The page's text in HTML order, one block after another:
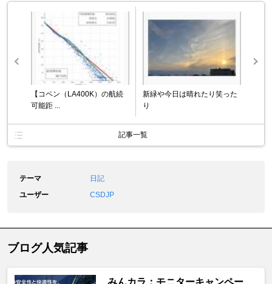
【コペン（LA400K）の航続
可能距 ...
新緑や今日は晴れたり笑った
り
記事一覧
テーマ
日記
ユーザー
CSDJP
ブログ人気記事